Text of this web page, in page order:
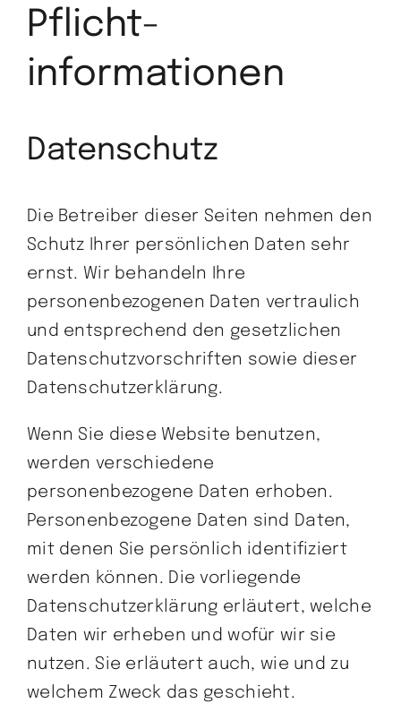
Pflicht­
informationen
Datenschutz
Die Betreiber dieser Seiten nehmen den
Schutz Ihrer persönlichen Daten sehr
ernst. Wir behandeln Ihre
personenbezogenen Daten vertraulich
und entsprechend den gesetzlichen
Datenschutzvorschriften sowie dieser
Datenschutzerklärung.
Wenn Sie diese Website benutzen,
werden verschiedene
personenbezogene Daten erhoben.
Personenbezogene Daten sind Daten,
mit denen Sie persönlich identifiziert
werden können. Die vorliegende
Datenschutzerklärung erläutert, welche
Daten wir erheben und wofür wir sie
nutzen. Sie erläutert auch, wie und zu
welchem Zweck das geschieht.